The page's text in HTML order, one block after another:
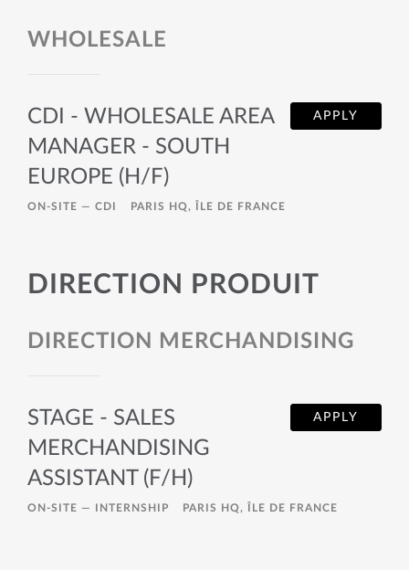
WHOLESALE
APPLY
CDI - WHOLESALE AREA
MANAGER - SOUTH
EUROPE (H/F)
ON-SITE — CDI PARIS HQ, ÎLE DE FRANCE
DIRECTION PRODUIT
DIRECTION MERCHANDISING
APPLY
STAGE - SALES
MERCHANDISING
ASSISTANT (F/H)
ON-SITE — INTERNSHIP PARIS HQ, ÎLE DE FRANCE